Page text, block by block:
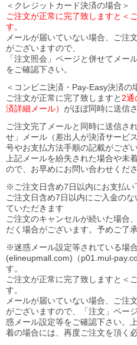
＜クレジットカード決済の場合＞
ご注文が正常に完了致しますと＜
す。
メールが届いていない場合、ご注
がございますので、
「注文照会」ページと併せてメー
をご確認下さい。
＜コンビニ決済・Pay-Easy決済の
ご注文が正常に完了致しますと 2通
済詳細メール） がほぼ同時に送信さ
ご注文完了メールと同時に送信さ
せ」メール（差出人が決済サービ
号やお支払方法手順の記載がござい
上記メールを紛失された場合や未
ので、お早めにお問い合わせくださ
※ご注文日含め7日以内にお支払い
ご注文日含め7日以内にご入金の
ていただきます
ご注文のキャンセルが続いた場合
だく場合がございます。予めご了
※迷惑メール設定等されている場
(elineupmall.com)（p01.mul-
す。
ご注文が正常に完了致しますと＜
す。
メールが届いていない場合、ご注
がございますので、「注文」ペー
惑メール設定等をご確認下さい。
着の場合には、再度ご注文を頂く